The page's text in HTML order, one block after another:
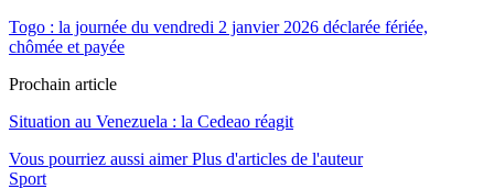
Togo : la journée du vendredi 2 janvier 2026 déclarée fériée,
chômée et payée
Prochain article
Situation au Venezuela : la Cedeao réagit
Vous pourriez aussi aimer Plus d'articles de l'auteur
Sport